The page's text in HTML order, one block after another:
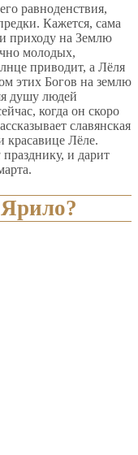
равноденствия,
Кажется, сама
приходу на Землю
молодых,
приводит, а Лёля
этих Богов на землю
душу людей
когда он скоро
славянская
Лёле.
празднику, и дарит